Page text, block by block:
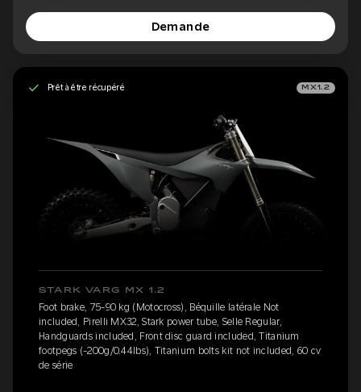
Demande
Prêt à être récupéré MX1.2
STARK VARG MX 1.2
Foot brake, 75-90 kg (Motocross), Béquille latérale Not
included, Pirelli MX32, Stark power tube, Selle Regular,
Handguards included, Front disc guard included, Titanium
footpegs (-200g/0.44lbs), Titanium bolts kit not included, 60 cv
de série